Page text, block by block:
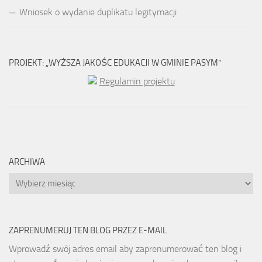
Wniosek o wydanie duplikatu legitymacji
PROJEKT: „WYŻSZA JAKOŚC EDUKACJI W GMINIE PASYM”
Regulamin projektu
ARCHIWA
Archiwa
ZAPRENUMERUJ TEN BLOG PRZEZ E-MAIL
Wprowadź swój adres email aby zaprenumerować ten blog i